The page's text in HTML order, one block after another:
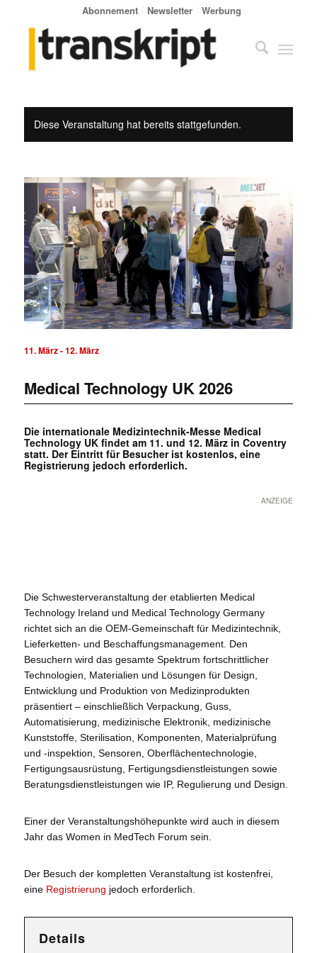
Abonnement Newsletter Werbung
Diese Veranstaltung hat bereits stattgefunden.
11. März-12. März
Medical Technology UK 2026
Die internationale Medizintechnik-Messe Medical
Technology UK findet am 11. und 12. März in Coventry
statt. Der Eintritt für Besucher ist kostenlos, eine
Registrierung jedoch erforderlich.
ANZEIGE
Die Schwesterveranstaltung der etablierten Medical
Technology Ireland und Medical Technology Germany
richtet sich an die OEM-Gemeinschaft für Medizintechnik,
Lieferketten- und Beschaffungsmanagement. Den
Besuchern wird das gesamte Spektrum fortschrittlicher
Technologien, Materialien und Lösungen für Design,
Entwicklung und Produktion von Medizinprodukten
präsentiert – einschließlich Verpackung, Guss,
Automatisierung, medizinische Elektronik, medizinische
Kunststoffe, Sterilisation, Komponenten, Materialprüfung
und -inspektion, Sensoren, Oberflächentechnologie,
Fertigungsausrüstung, Fertigungsdienstleistungen sowie
Beratungsdienstleistungen wie IP, Regulierung und Design.
Einer der Veranstaltungshöhepunkte wird auch in diesem
Jahr das Women in MedTech Forum sein.
Der Besuch der kompletten Veranstaltung ist kostenfrei,
eine Registrierung jedoch erforderlich.
Details